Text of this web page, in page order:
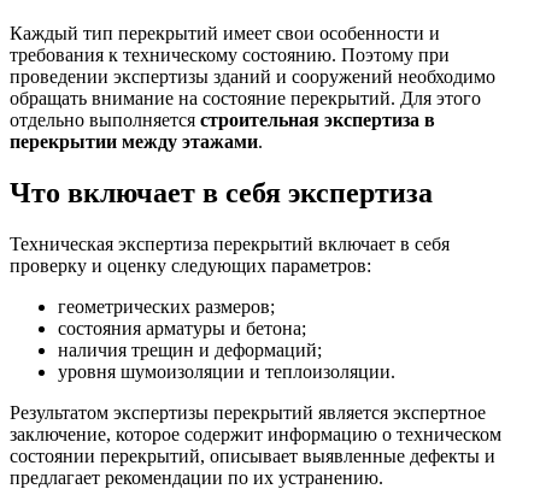
Каждый тип перекрытий имеет свои особенности и
требования к техническому состоянию. Поэтому при
проведении экспертизы зданий и сооружений необходимо
обращать внимание на состояние перекрытий. Для этого
отдельно выполняется строительная экспертиза в
перекрытии между этажами.
Что включает в себя экспертиза
Техническая экспертиза перекрытий включает в себя
проверку и оценку следующих параметров:
геометрических размеров;
состояния арматуры и бетона;
наличия трещин и деформаций;
уровня шумоизоляции и теплоизоляции.
Результатом экспертизы перекрытий является экспертное
заключение, которое содержит информацию о техническом
состоянии перекрытий, описывает выявленные дефекты и
предлагает рекомендации по их устранению.